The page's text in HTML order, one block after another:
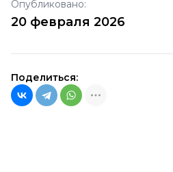
Опубликовано:
20 февраля 2026
Поделиться: